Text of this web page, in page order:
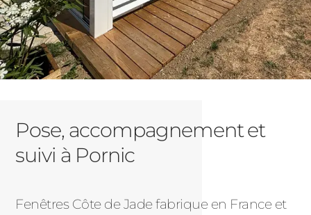
Pose, accompagnement et
suivi à Pornic
Fenêtres Côte de Jade fabrique en France et